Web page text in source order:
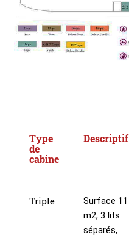
Type
de
cabine
Descriptif
Triple
Surface 11
m2, 3 lits
séparés,